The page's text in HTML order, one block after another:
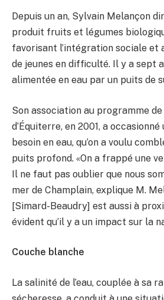
Depuis un an, Sylvain Melançon
produit fruits et légumes
favorisant l’intégration sociale et
de jeunes en difficulté. Il y a sept
alimentée en eau par un puits de
Son association au programme
d’Équiterre, en 2001, a
besoin en eau, qu’on a voulu
puits profond. «On a frappé une
Il ne faut pas oublier que nous
mer de Champlain, explique M.
[Simard-Beaudry] est aussi à
évident qu’il y a un impact sur la
Couche blanche
La salinité de l’eau, couplée à sa